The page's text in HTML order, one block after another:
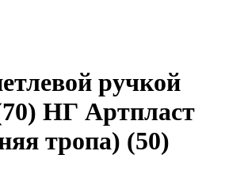
ручкой
НГ Артпласт
тропа) (50)